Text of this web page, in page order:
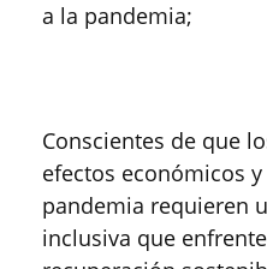
a la pandemia;
Conscientes de que
efectos económicos
pandemia requieren
inclusiva que